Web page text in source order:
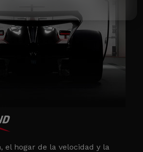
el hogar de la velocidad y la